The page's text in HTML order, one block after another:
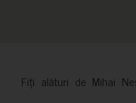
Fiți alături de Mihai